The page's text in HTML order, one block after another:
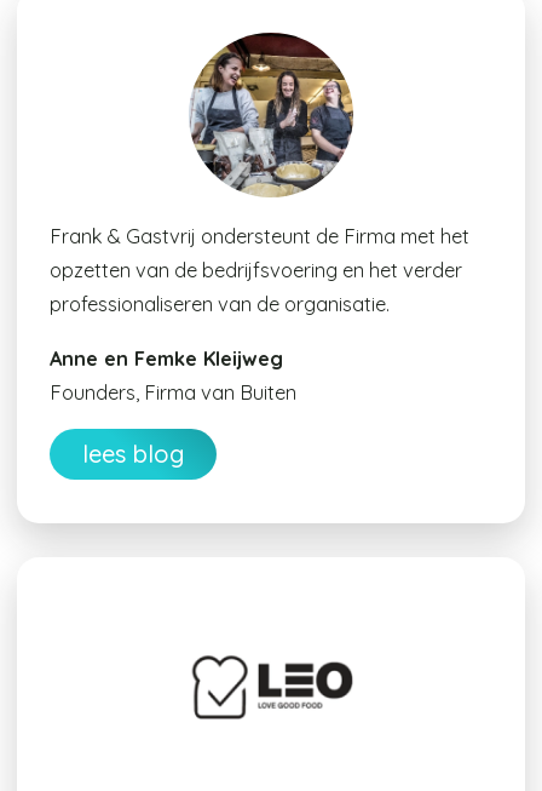
Frank & Gastvrij ondersteunt de Firma met het
opzetten van de bedrijfsvoering en het verder
professionaliseren van de organisatie.
Anne en Femke Kleijweg
Founders, Firma van Buiten
lees blog